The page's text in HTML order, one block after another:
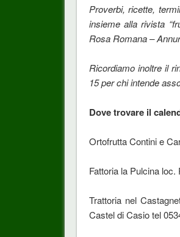
Proverbi, ricette,
insieme alla rivista
Rosa Romana –
Ricordiamo inoltre il
15 per chi intende
Dove trovare il
Ortofrutta Contini e
Fattoria la Pulcina
Trattoria nel
Castel di Casio tel